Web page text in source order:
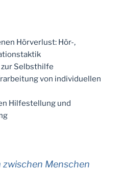
Hörverlust: Hör-,
Selbsthilfe
von individuellen
Hilfestellung und
Menschen